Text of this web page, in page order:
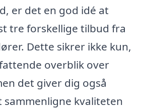
er det en god idé at
tre forskellige tilbud fra
Dette sikrer ikke kun,
overblik over
det giver dig også
kvaliteten